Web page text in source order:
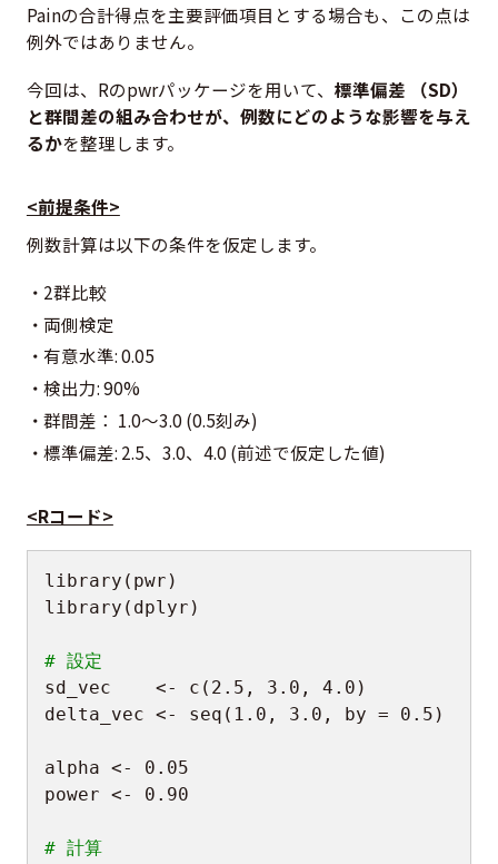
Painの合計得点を主要評価項目とする場合も、この点は
例外ではありません。
今回は、Rのpwrパッケージを用いて、 標準偏差 （SD）
と群間差の組み合わせが、例数にどのような影響を与え
るかを整理します。
<前提条件>
例数計算は以下の条件を仮定します。
2群比較
両側検定
有意水準: 0.05
検出力: 90%
群間差： 1.0～3.0 (0.5刻み)
標準偏差: 2.5、3.0、4.0 (前述で仮定した値)
<Rコード>
library ( pwr )
library ( dplyr )
# 設定
sd_vec <- c ( 2.5 , 3.0 , 4.0 )
delta_vec <- seq ( 1.0 , 3.0 , by = 0.5 )
alpha <-
0.05
power <- 0.90
# 計算